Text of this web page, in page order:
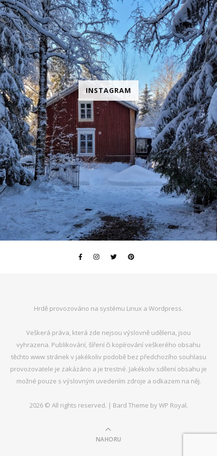
INSTAGRAM
Hrdě provozováno na systému Linux a Wordpress.
Veškerá práva, která zde nejsou výslovně udělena, jsou
vyhrazena. Publikování, šíření či kopírování veškerého obsahu
těchto www stránek v jakékoliv podobě bez předchozího souhlasu
provozovatele je zakázáno a je trestné. Jakékoliv sdílení obsahu je
možné pouze s výslovným uvedením zdroje a odkazem na něj.
2026 © All rights reserved. | Bard Theme byWP Royal.
NAHORU